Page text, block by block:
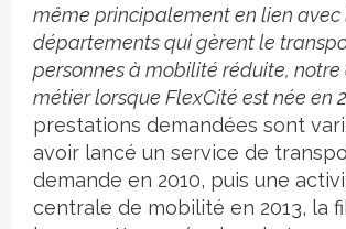
même principalement en lien avec
départements qui gèrent le
personnes à mobilité réduite,
métier lorsque FlexCité est née en
prestations demandées sont
avoir lancé un service de
demande en 2010, puis une
centrale de mobilité en 2013, la